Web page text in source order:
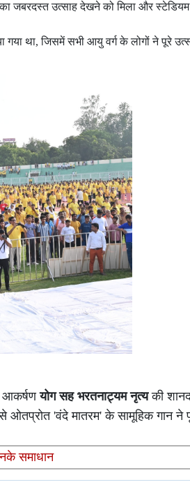
का जबरदस्त उत्साह देखने को मिला और
गया था, जिसमें सभी आयु वर्ग के लोगों ने पूरे
आकर्षणयोग सह भरतनाट्यम नृत्यकी
'वंदे मातरम' के सामूहिक गान ने
समाधान